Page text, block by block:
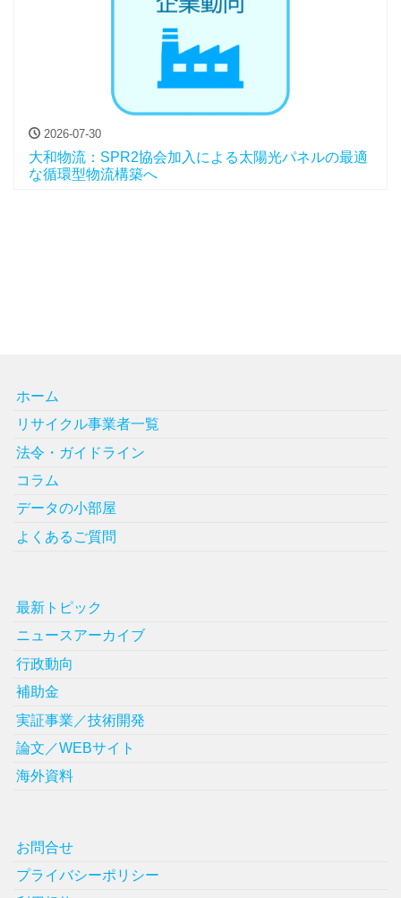
2026-07-30
大和物流：SPR2協会加入による太陽光パネルの最適
な循環型物流構築へ
ホーム
リサイクル事業者一覧
法令・ガイドライン
コラム
データの小部屋
よくあるご質問
最新トピック
ニュースアーカイブ
行政動向
補助金
実証事業／技術開発
論文／WEBサイト
海外資料
お問合せ
プライバシーポリシー